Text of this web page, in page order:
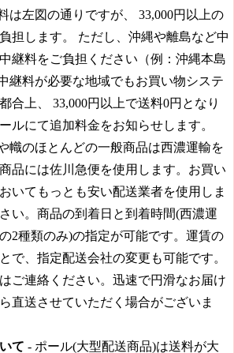
は左図の通りですが、 33,000円 以上の
担します。 ただし、沖縄や離島など中
継料をご負担ください（例：沖縄本島
継料が必要な地域でもお買い物システ
合上、
33,000円 以上で送料0円となり
ルにて追加料金をお知らせします。
幟のほとんどの一般商品は西濃運輸を
品には佐川急便を使用します。お買い
いてもっとも安い配送業者を使用しま
い。商品の到着日と到着時間(西濃運
2種類のみ)の指定が可能です。運賃の
で、指定配送会社の変更も可能です。
ご連絡ください。迅速で円滑なお届け
直送させていただく場合がございま
て - ポール(大型配送商品)は送料が大